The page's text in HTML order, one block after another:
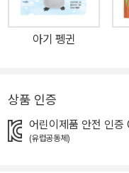
기가 직접 만지고 놀 수 있
도움이 됩니다. 아기의 발
운 인형책입니다. 가로세로 10cm, 언제 어디서나 안전하게 함께해
쪽의 모서리가 둥글게 제
합인증마크 KC마크와 유
제품입니다. 언제 어디서
아기 펭귄
상품 인증
어린이제품 안전 인
(유럽공동체)